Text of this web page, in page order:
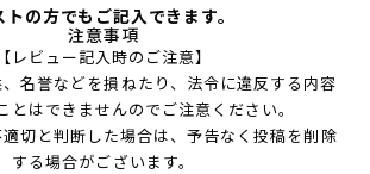
トの方でもご記入できます。
注意事項
【レビュー記入時のご注意】
名誉などを損ねたり、法令に違反する内容
とはできませんのでご注意ください。
切と判断した場合は、予告なく投稿を削除
する場合がございます。